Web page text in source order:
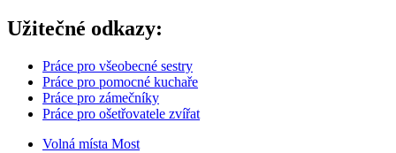
Užitečné odkazy:
Práce pro všeobecné sestry
Práce pro pomocné kuchaře
Práce pro zámečníky
Práce pro ošetřovatele zvířat
Volná místa Most